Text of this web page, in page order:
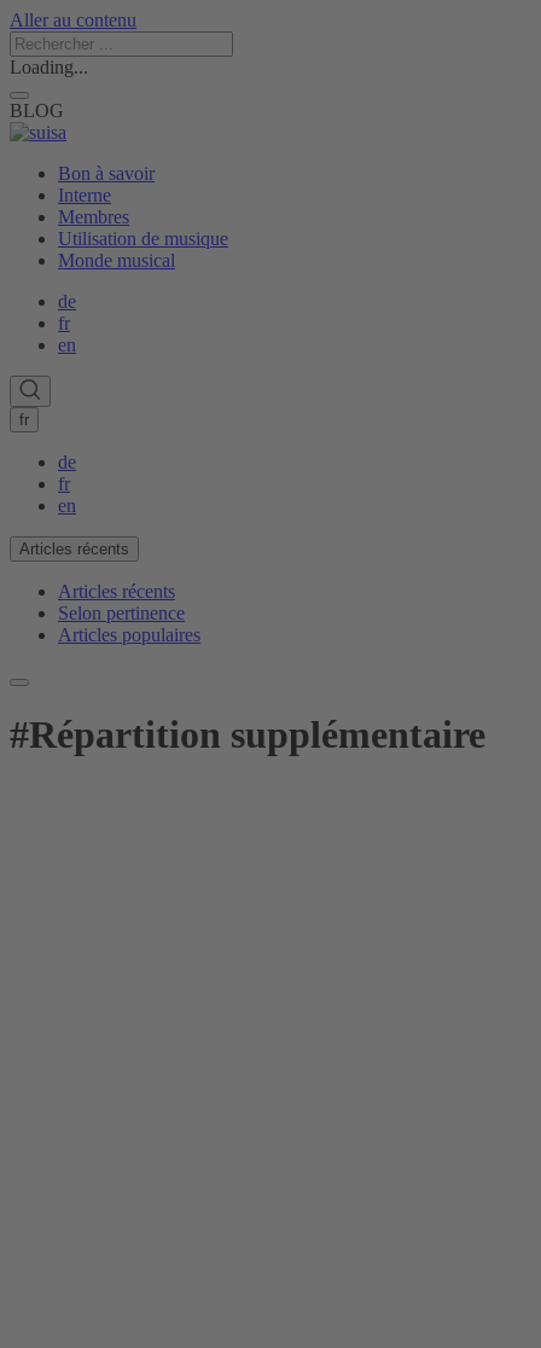
Aller au contenu
Loading...
BLOG
Bon à savoir
Interne
Membres
Utilisation de musique
Monde musical
de
fr
en
fr
de
fr
en
Articles récents
Articles récents
Selon pertinence
Articles populaires
#Répartition supplémentaire